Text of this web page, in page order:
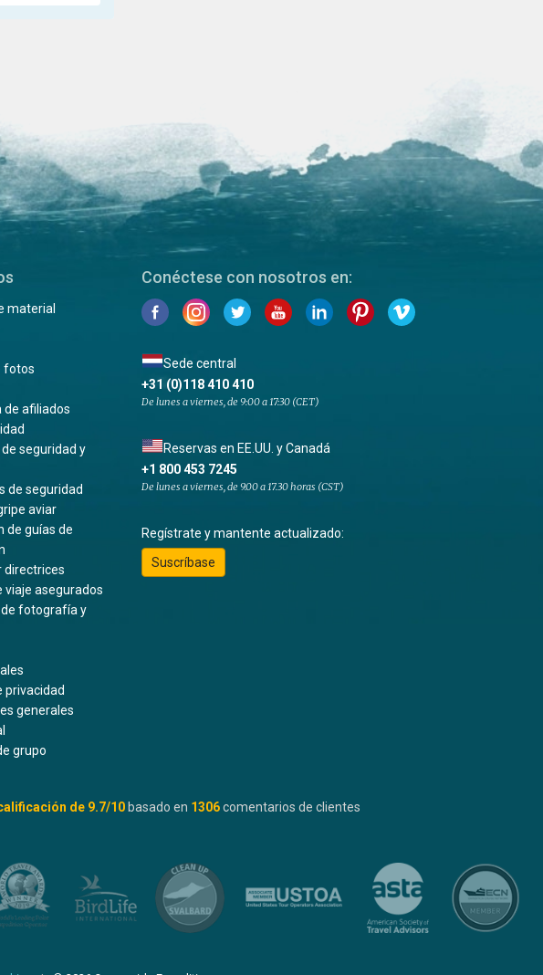
material
fotos
de afiliados
seguridad y
de seguridad
aviar
de guías de
directrices
viaje asegurados
fotografía y
privacidad
generales
grupo
Conéctese con nosotros en:
Sede central
+31 (0)118 410 410
De lunes a viernes, de 9:00 a 17:30 (CET)
Reservas en EE.UU. y Canadá
+1 800 453 7245
De lunes a viernes, de 9.00 a 17.30 horas (CST)
Regístrate y mantente actualizado:
Suscríbase
de 9.7/10 basado en 1306comentarios de clientes